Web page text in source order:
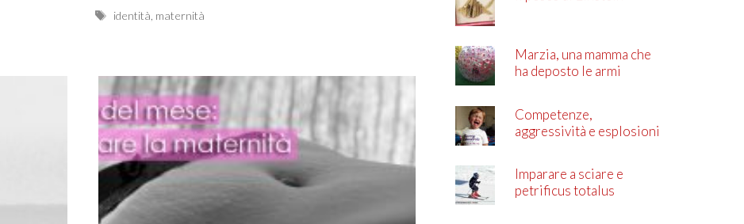
Tags
identità maternità
Marzia, una mamma che
ha deposto le armi
Competenze,
aggressività e esplosioni
Imparare a sciare e
petrificus totalus